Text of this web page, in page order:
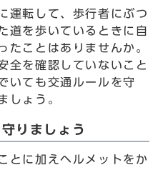
運転して、歩行者にぶつ
道を歩いているときに自
たことはありませんか。
全を確認していないこと
いても交通ルールを守
しょう。
りましょう
とに加えヘルメットをか